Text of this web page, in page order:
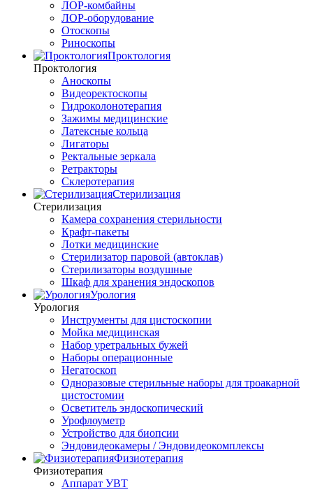
ЛОР-комбайны
ЛОР-оборудование
Отоскопы
Риноскопы
Проктология
Проктология
Аноскопы
Видеоректоскопы
Гидроколонотерапия
Зажимы медицинские
Латексные кольца
Лигаторы
Ректальные зеркала
Ретракторы
Склеротерапия
Стерилизация
Стерилизация
Камера сохранения стерильности
Крафт-пакеты
Лотки медицинские
Стерилизатор паровой (автоклав)
Стерилизаторы воздушные
Шкаф для хранения эндоскопов
Урология
Урология
Инструменты для цистоскопии
Мойка медицинская
Набор уретральных бужей
Наборы операционные
Негатоскоп
Одноразовые стерильные наборы для троакарной
цистостомии
Осветитель эндоскопический
Урофлоуметр
Устройство для биопсии
Эндовидеокамеры / Эндовидеокомплексы
Физиотерапия
Физиотерапия
Аппарат УВТ